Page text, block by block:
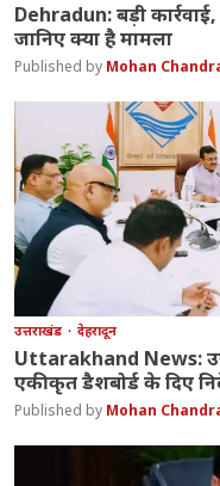
Dehradun: बड़ी
जानिए क्या है मामला
Mohan
उत्तराखंड देहरादून
Uttarakhand News:
एकीकृत डैशबोर्ड के दिए
Mohan